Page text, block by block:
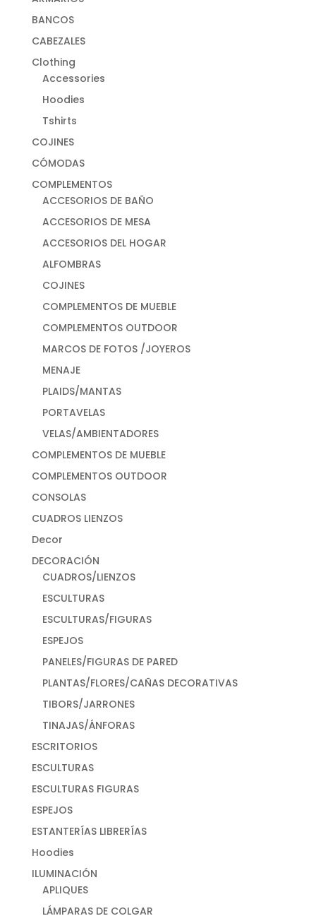
BANCOS
CABEZALES
Clothing
Accessories
Hoodies
Tshirts
COJINES
CÓMODAS
COMPLEMENTOS
ACCESORIOS DE BAÑO
ACCESORIOS DE MESA
ACCESORIOS DEL HOGAR
ALFOMBRAS
COJINES
COMPLEMENTOS DE MUEBLE
COMPLEMENTOS OUTDOOR
MARCOS DE FOTOS /JOYEROS
MENAJE
PLAIDS/MANTAS
PORTAVELAS
VELAS/AMBIENTADORES
COMPLEMENTOS DE MUEBLE
COMPLEMENTOS OUTDOOR
CONSOLAS
CUADROS LIENZOS
Decor
DECORACIÓN
CUADROS/LIENZOS
ESCULTURAS
ESCULTURAS/FIGURAS
ESPEJOS
PANELES/FIGURAS DE PARED
PLANTAS/FLORES/CAÑAS DECORATIVAS
TIBORS/JARRONES
TINAJAS/ÁNFORAS
ESCRITORIOS
ESCULTURAS
ESCULTURAS FIGURAS
ESPEJOS
ESTANTERÍAS LIBRERÍAS
Hoodies
ILUMINACIÓN
APLIQUES
LÁMPARAS DE COLGAR